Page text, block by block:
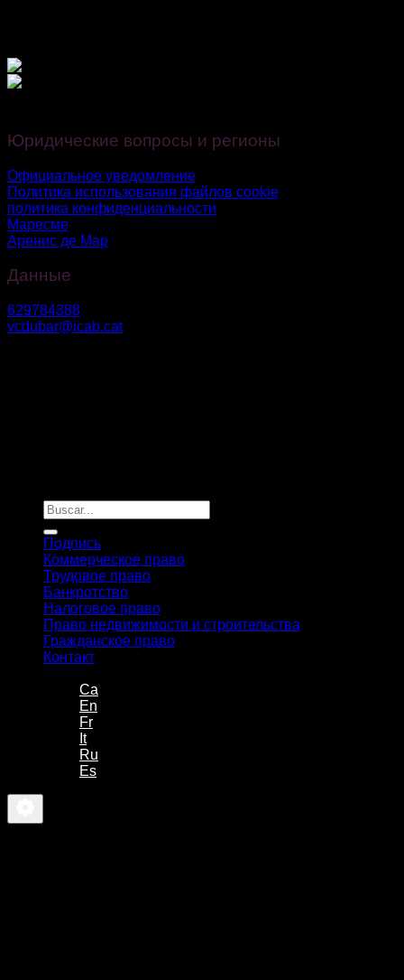
Юридические вопросы и регионы
Официальное уведомление
Политика использования файлов cookie
политика конфиденциальности
Маресме
Аренис де Мар
Данные
629784388
vcdubar@icab.cat
Подпись
Коммерческое право
Трудовое право
Банкротство
Налоговое право
Право недвижимости и строительства
Гражданское право
Контакт
Ca
En
Fr
It
Ru
Es